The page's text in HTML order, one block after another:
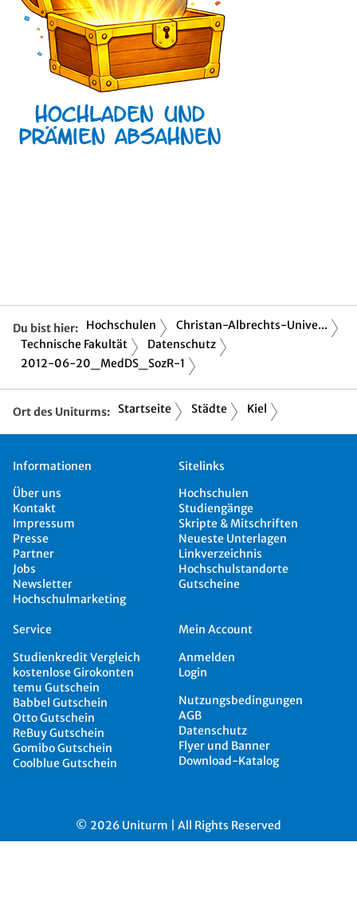
Du bist hier: Hochschulen
Christan-Albrechts-Unive...
Technische Fakultät
Datenschutz
2012-06-20_MedDS_SozR-1
Ort des Uniturms: Startseite Städte Kiel
Informationen
Über uns
Kontakt
Impressum
Presse
Partner
Jobs
Newsletter
Hochschulmarketing
Sitelinks
Hochschulen
Studiengänge
Skripte & Mitschriften
Neueste Unterlagen
Linkverzeichnis
Hochschulstandorte
Gutscheine
Service
Studienkredit Vergleich
kostenlose Girokonten
temu Gutschein
Babbel Gutschein
Otto Gutschein
ReBuy Gutschein
Gomibo Gutschein
Coolblue Gutschein
Mein Account
Anmelden
Login
Nutzungsbedingungen
AGB
Datenschutz
Flyer und Banner
Download-Katalog
© 2026 Uniturm | All Rights Reserved